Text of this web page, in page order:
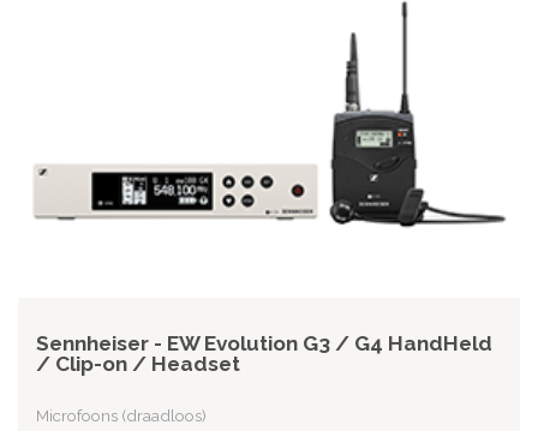
Sennheiser - EW Evolution G3 / G4 HandHeld
/ Clip-on / Headset
Microfoons (draadloos)